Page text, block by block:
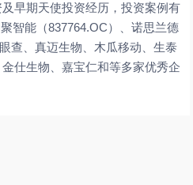
早期天使投资经历，投资案例有
智能（837764.OC）、诺思兰德
查、真迈生物、木瓜移动、生泰
仕生物、嘉宝仁和等多家优秀企